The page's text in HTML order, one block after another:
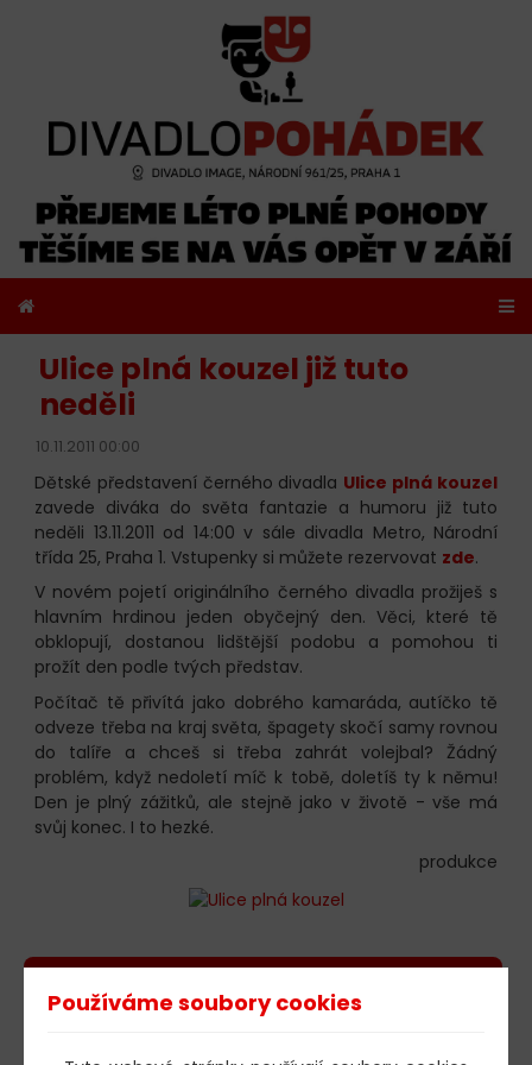
Ulice plná kouzel již tuto
neděli
10.11.2011 00:00
Dětské představení černého divadla Ulice plná kouzel
zavede diváka do světa fantazie a humoru již tuto
neděli 13.11.2011 od 14:00 v sále divadla Metro, Národní
třída 25, Praha 1. Vstupenky si můžete rezervovat zde.
V novém pojetí originálního černého divadla prožiješ s
hlavním hrdinou jeden obyčejný den. Věci, které tě
obklopují, dostanou lidštější podobu a pomohou ti
prožít den podle tvých představ.
Počítač tě přivítá jako dobrého kamaráda, autíčko tě
odveze třeba na kraj světa, špagety skočí samy rovnou
do talíře a chceš si třeba zahrát volejbal? Žádný
problém, když nedoletí míč k tobě, doletíš ty k němu!
Den je plný zážitků, ale stejně jako v životě - vše má
svůj konec. I to hezké.
produkce
603 805 271
pondělí-čtvrtek: 10:00-16:00
Používáme soubory cookies